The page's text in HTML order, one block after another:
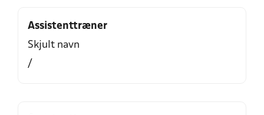
Assistenttræner
Skjult navn
/